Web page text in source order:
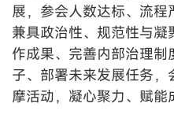
展，参会人数达标、流程
兼具政治性、规范性与
作成果、完善内部治理
子、部署未来发展任务
摩活动，凝心聚力、赋能